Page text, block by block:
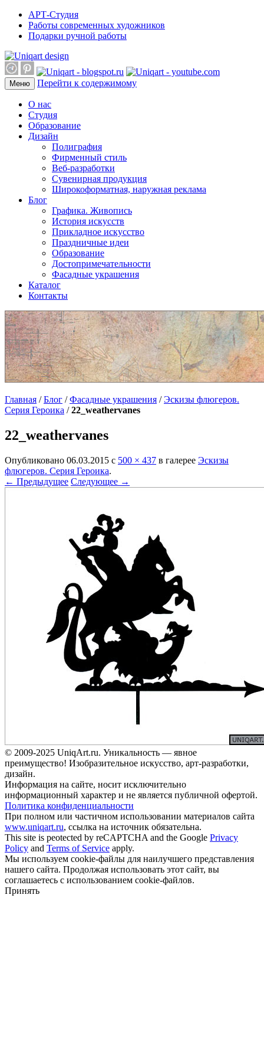
АРТ-Студия
Работы современных художников
Подарки ручной работы
Меню Перейти к содержимому
О нас
Студия
Образование
Дизайн
Полиграфия
Фирменный стиль
Веб-разработки
Сувенирная продукция
Широкоформатная, наружная реклама
Блог
Графика. Живопись
История искусств
Прикладное искусство
Праздничные идеи
Образование
Достопримечательности
Фасадные украшения
Каталог
Контакты
Главная /Блог /Фасадные украшения /Эскизы флюгеров.
Серия Героика /22_weathervanes
22_weathervanes
Опубликовано 06.03.2015 с 500 × 437 в галерее Эскизы
флюгеров. Серия Героика.
← Предыдущее Следующее →
© 2009-2025 UniqАrt.ru. Уникальность — явное
преимущество! Изобразительное искусство, арт-разработки,
дизайн.
Информация на сайте, носит исключительно
информационный характер и не является публичной офертой.
Политика конфиденциальности
При полном или частичном использовании материалов сайта
www.uniqart.ru, ссылка на источник обязательна.
This site is peotected by reCAPTCHA and the Google Privacy
Policy and Terms of Service apply.
Мы используем cookie-файлы для наилучшего представления
нашего сайта. Продолжая использовать этот сайт, вы
соглашаетесь с использованием cookie-файлов.
Принять